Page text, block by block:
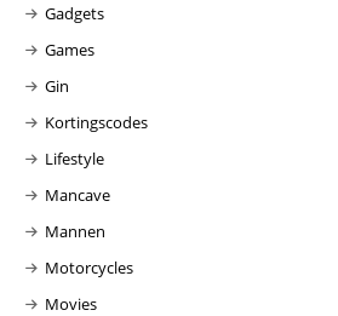
Gadgets
Games
Gin
Kortingscodes
Lifestyle
Mancave
Mannen
Motorcycles
Movies